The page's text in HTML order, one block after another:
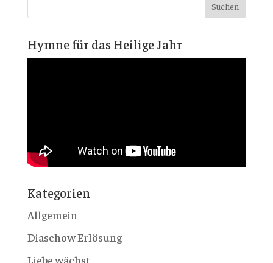
Hymne für das Heilige Jahr
Kategorien
Allgemein
Diaschow Erlösung
Liebe wächst